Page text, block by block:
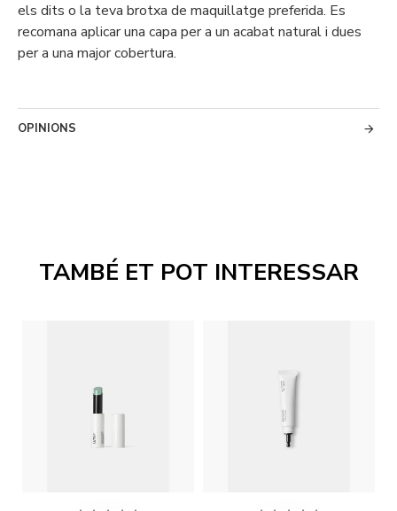
TAMBÉ ET POT INTERESSAR
els dits o la teva brotxa de maquillatge preferida. Es
recomana aplicar una capa per a un acabat natural i dues
per a una major cobertura.
OPINIONS